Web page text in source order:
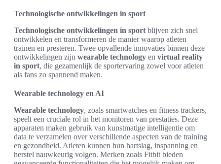
Technologische ontwikkelingen in sport
Technologische ontwikkelingen in sport blijven zich snel
ontwikkelen en transformeren de manier waarop atleten
trainen en presteren. Twee opvallende innovaties binnen deze
ontwikkelingen zijn wearable technology en virtual reality
in sport, die gezamenlijk de sportervaring zowel voor atleten
als fans zo spannend maken.
Wearable technology en AI
Wearable technology, zoals smartwatches en fitness trackers,
speelt een cruciale rol in het monitoren van prestaties. Deze
apparaten maken gebruik van kunstmatige intelligentie om
data te verzamelen over verschillende aspecten van de training
en gezondheid. Atleten kunnen hun hartslag, inspanning en
herstel nauwkeurig volgen. Merken zoals Fitbit bieden